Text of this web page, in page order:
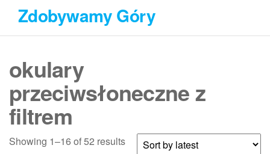
Przejdź
treści
Zdobywamy Góry
okulary
przeciwsłoneczne z
filtrem
Showing 1–16 of 52 results